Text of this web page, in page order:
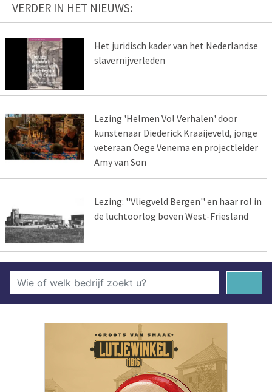
VERDER IN HET NIEUWS:
Het juridisch kader van het Nederlandse
slavernijverleden
Lezing 'Helmen Vol Verhalen' door
kunstenaar Diederick Kraaijeveld, jonge
veteraan Oege Venema en projectleider
Amy van Son
Lezing: ''Vliegveld Bergen'' en haar rol in
de luchtoorlog boven West-Friesland